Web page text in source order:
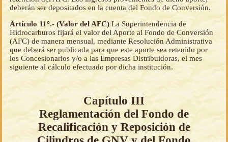
deberán ser depositados en la cuenta del Fondo de Conversión.
Artículo 11°.- (Valor del AFC) La Superintendencia de
Hidrocarburos fijará el valor del Aporte al Fondo de Conversión
(AFC) de manera mensual, mediante Resolución Administrativa
que deberá ser publicada para que este aporte sea retenido por
los Concesionarios y/o a las Empresas Distribuidoras, el mes
siguiente al cálculo efectuado por dicha institución.
Capítulo III
Reglamentación del Fondo de
Recalificación y Reposición de